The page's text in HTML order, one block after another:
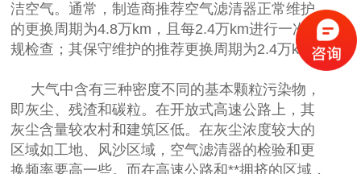
洁空气。通常，制造商推荐空气滤清器正常维护
的更换周期为4.8万km，且每2.4万km进行一次常
规检查；其保守维护的推荐更换周期为2.4万km。
大气中含有三种密度不同的基本颗粒污染物，
即灰尘、残渣和碳粒。在开放式高速公路上，其
灰尘含量较农村和建筑区低。在灰尘浓度较大的
区域如工地、风沙区域，空气滤清器的检验和更
换频率要高一些。而在高速公路和**拥挤的区域，